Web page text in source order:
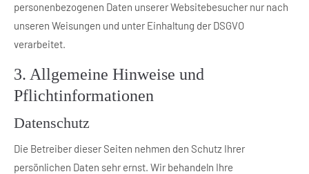
personenbezogenen Daten unserer Websitebesucher nur nach
unseren Weisungen und unter Einhaltung der DSGVO
verarbeitet.
3. Allgemeine Hinweise und
Pflicht­informationen
Datenschutz
Die Betreiber dieser Seiten nehmen den Schutz Ihrer
persönlichen Daten sehr ernst. Wir behandeln Ihre